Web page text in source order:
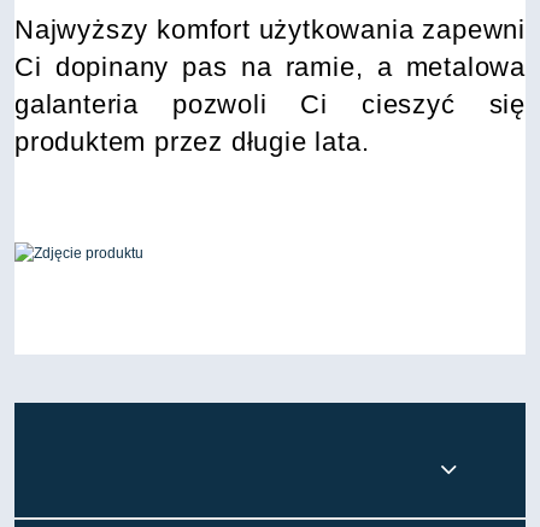
Najwyższy komfort użytkowania zapewni
Ci dopinany pas na ramie, a metalowa
galanteria pozwoli Ci cieszyć się
produktem przez długie lata.